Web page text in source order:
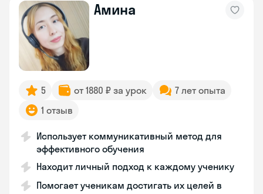
Амина
5 от 1880 ₽ за урок
7 лет опыта
1 отзыв
Использует коммуникативный метод для
эффективного обучения
Находит личный подход к каждому ученику
Помогает ученикам достигать их целей в